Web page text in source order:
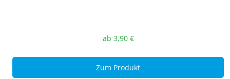
ab 3,90 €
Zum Produkt